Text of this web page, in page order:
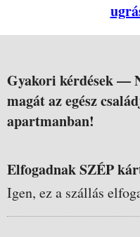
Gyakori kérdések —
magát az egész
apartmanban!
Elfogadnak SZÉP
Igen, ez a szállás